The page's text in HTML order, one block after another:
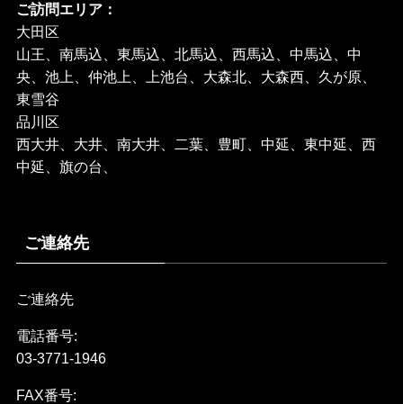
ご訪問エリア：
大田区
山王、南馬込、東馬込、北馬込、西馬込、中馬込、中
央、池上、仲池上、上池台、大森北、大森西、久が原、
東雪谷
品川区
西大井、大井、南大井、二葉、豊町、中延、東中延、西
中延、旗の台、
ご連絡先
ご連絡先
電話番号:
03-3771-1946
FAX番号: